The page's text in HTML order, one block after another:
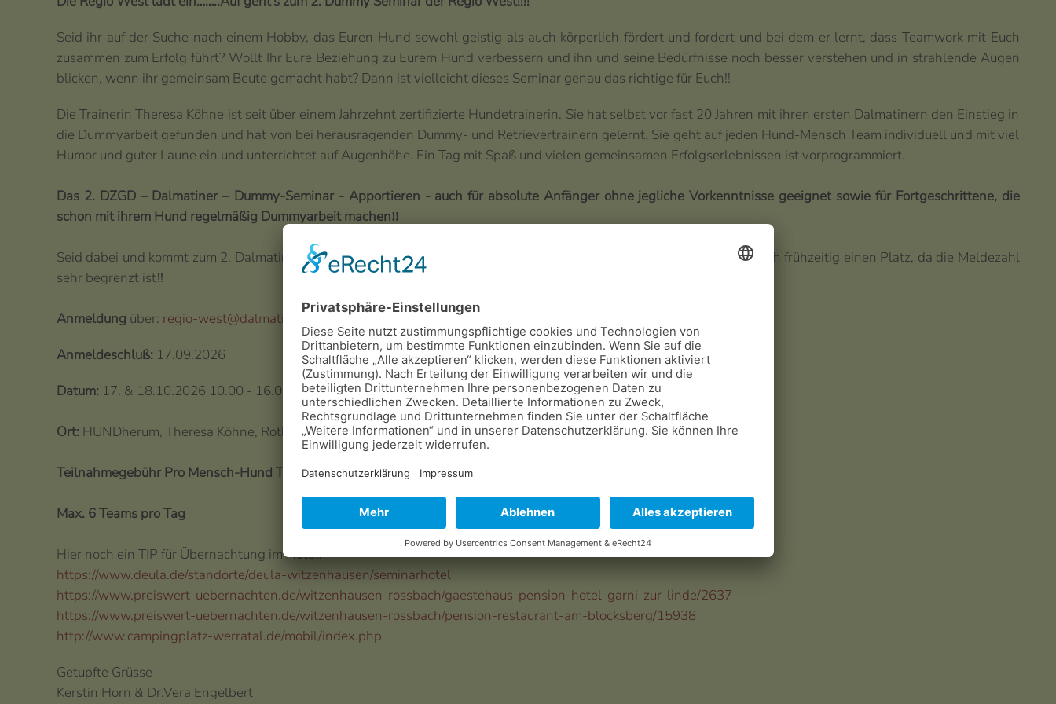
Seid ihr auf der Suche nach einem Hobby, das Euren Hund sowohl geistig als auch körperlich fördert und fordert und bei dem er lernt, dass Teamwork mit Euch
zusammen zum Erfolg führt? Wollt Ihr Eure Beziehung zu Eurem Hund verbessern und ihn und seine Bedürfnisse noch besser verstehen und in strahlende Augen
blicken, wenn ihr gemeinsam Beute gemacht habt? Dann ist vielleicht dieses Seminar genau das richtige für Euch!!
Die Trainerin Theresa Köhne ist seit über einem Jahrzehnt zertifizierte Hundetrainerin. Sie hat selbst vor fast 20 Jahren mit ihren ersten Dalmatinern den Einstieg in
die Dummyarbeit gefunden und hat von bei herausragenden Dummy- und Retrievertrainern gelernt. Sie geht auf jeden Hund-Mensch Team individuell und mit viel
Humor und guter Laune ein und unterrichtet auf Augenhöhe. Ein Tag mit Spaß und vielen gemeinsamen Erfolgserlebnissen ist vorprogrammiert.
Das 2. DZGD – Dalmatiner – Dummy-Seminar - Apportieren - auch für absolute Anfänger ohne jegliche Vorkenntnisse geeignet sowie für Fortgeschrittene, die
schon mit ihrem Hund regelmäßig Dummyarbeit machen‼️
Seid dabei und kommt zum 2. Dalmatiner-Dummy-Seminar, das über den DZGD Regio West organisiert wird. Sichert euch frühzeitig einen Platz, da die Meldezahl
sehr begrenzt ist‼️
Anmeldung über: regio-west@dalmatiner-deutschland.de
Anmeldeschluß: 17.09.2026
Datum: 17. & 18.10.2026 10.00 - 16.00 Uhr
Ort: HUNDherum, Theresa Köhne, Rothesteinstr. 50, 37242 Bad Sooden-allendorf
Teilnahmegebühr Pro Mensch-Hund Team:110 Euro / Tag
Max. 6 Teams pro Tag
Hier noch ein TIP für Übernachtung im Hotel:
https://www.deula.de/standorte/deula-witzenhausen/seminarhotel
https://www.preiswert-uebernachten.de/witzenhausen-rossbach/gaestehaus-pension-hotel-garni-zur-linde/2637
https://www.preiswert-uebernachten.de/witzenhausen-rossbach/pension-restaurant-am-blocksberg/15938
http://www.campingplatz-werratal.de/mobil/index.php
Getupfte Grüsse
Kerstin Horn & Dr.Vera Engelbert